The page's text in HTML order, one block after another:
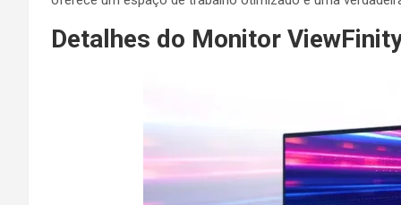
Detalhes do Monitor